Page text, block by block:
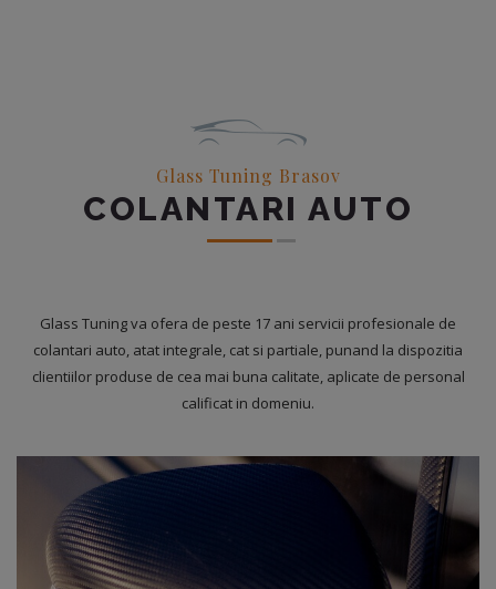
Glass Tuning Brasov
COLANTARI AUTO
Glass Tuning va ofera de peste 17 ani servicii profesionale de
colantari auto, atat integrale, cat si partiale, punand la dispozitia
clientiilor produse de cea mai buna calitate, aplicate de personal
calificat in domeniu.